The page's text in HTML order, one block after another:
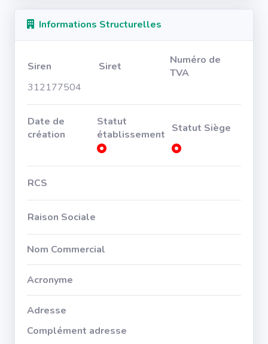
Informations Structurelles
Siren Siret
Numéro de
TVA
312177504
Date de
création
Statut
établissement Statut Siège
RCS
Raison Sociale
Nom Commercial
Acronyme
Adresse
Complément adresse